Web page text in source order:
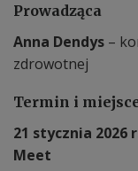
Prowadząca
Anna Dendys –
zdrowotnej
Termin i
21 stycznia 2026
Meet